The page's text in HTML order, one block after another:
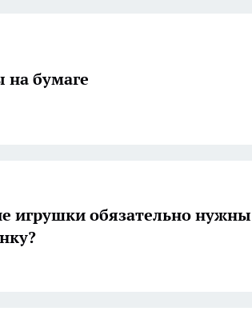
на бумаге
игрушки обязательно нужны